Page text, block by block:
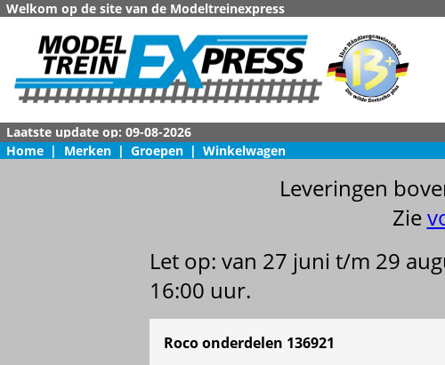
Welkom op de site van de Modeltreinexpress
Home | Merken | Groepen | Winkelwagen
Leveringen
Zie
Let op: van 27 juni t/m 29
16:00 uur.
Roco onderdelen 136921